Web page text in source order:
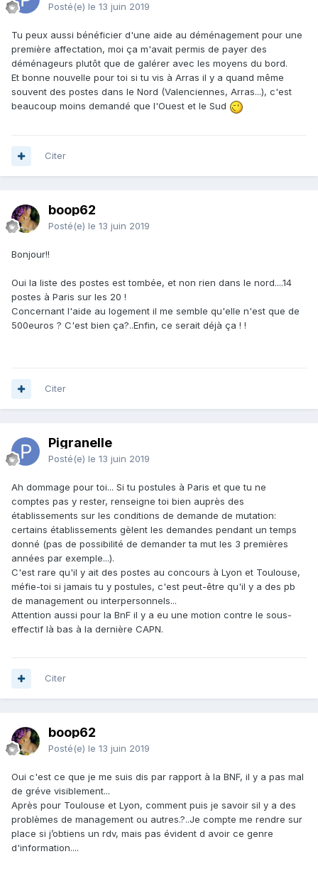
Posté(e) le 13 juin 2019
Tu peux aussi bénéficier d'une aide au déménagement pour une
première affectation, moi ça m'avait permis de payer des
déménageurs plutôt que de galérer avec les moyens du bord.
Et bonne nouvelle pour toi si tu vis à Arras il y a quand même
souvent des postes dans le Nord (Valenciennes, Arras...), c'est
beaucoup moins demandé que l'Ouest et le Sud
Citer
boop62
Posté(e) le 13 juin 2019
Bonjour!!
Oui la liste des postes est tombée, et non rien dans le nord....14
postes à Paris sur les 20 !
Concernant l'aide au logement il me semble qu'elle n'est que de
500euros ? C'est bien ça?..Enfin, ce serait déjà ça ! !
Citer
Pigranelle
Posté(e) le 13 juin 2019
Ah dommage pour toi... Si tu postules à Paris et que tu ne
comptes pas y rester, renseigne toi bien auprès des
établissements sur les conditions de demande de mutation:
certains établissements gèlent les demandes pendant un temps
donné (pas de possibilité de demander ta mut les 3 premières
années par exemple...).
C'est rare qu'il y ait des postes au concours à Lyon et Toulouse,
méfie-toi si jamais tu y postules, c'est peut-être qu'il y a des pb
de management ou interpersonnels...
Attention aussi pour la BnF il y a eu une motion contre le sous-
effectif là bas à la dernière CAPN.
Citer
boop62
Posté(e) le 13 juin 2019
Oui c'est ce que je me suis dis par rapport à la BNF, il y a pas mal
de gréve visiblement...
Après pour Toulouse et Lyon, comment puis je savoir sil y a des
problèmes de management ou autres.?..Je compte me rendre sur
place si j’obtiens un rdv, mais pas évident d avoir ce genre
d'information....